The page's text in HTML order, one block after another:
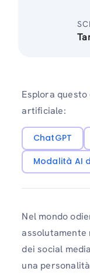
Esplora
artificiale:
ChatGPT
Modalità AI
Nel mondo
assolutamente
dei social
una